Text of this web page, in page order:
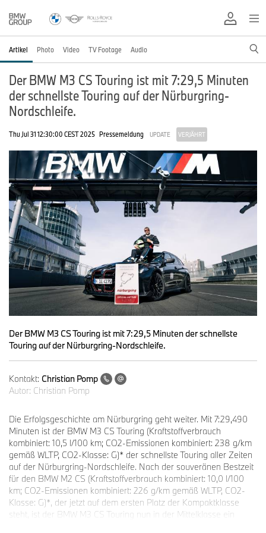
Artikel Photo Video TV Footage Audio
Der BMW M3 CS Touring ist mit 7:29,5 Minuten
der schnellste Touring auf der Nürburgring-
Nordschleife.
Thu Jul 31 12:30:00 CEST 2025 Pressemeldung UPDATE VERJÄHRT
Der BMW M3 CS Touring ist mit 7:29,5 Minuten der schnellste
Touring auf der Nürburgring-Nordschleife.
Kontakt: Christian Pomp
Autor: Christian Pomp
Die Erfolgsgeschichte am Nürburgring geht weiter. Mit 7:29,490
Minuten ist der BMW M3 CS Touring (Kraftstoffverbrauch
kombiniert: 10,5 l/100 km; CO2-Emissionen kombiniert: 238 g/km
gemäß WLTP, CO2-Klasse: G)* der schnellste Touring aller Zeiten
auf der Nürburgring-Nordschleife. Nach der souveränen Bestzeit
für den BMW M2 CS (Kraftstoffverbrauch kombiniert: 10,0 l/100
km; CO2-Emissionen kombiniert: 226 g/km gemäß WLTP, CO2-
Klasse: G)*, der jetzt auf dem ersten Platz der Kompaktklasse
steht, ist der BMW M3 CS Touring nun in der Mittelklasse ein